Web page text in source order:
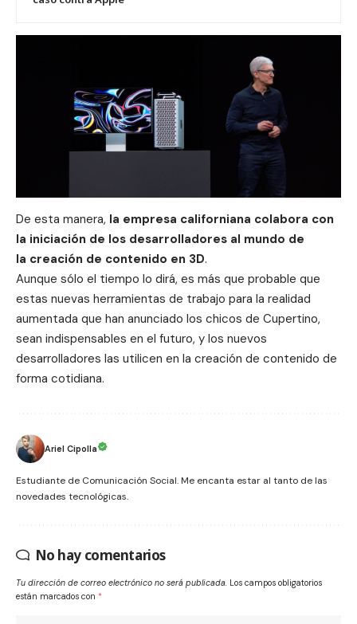
De esta manera, la empresa californiana colabora con
la iniciación de los desarrolladores al mundo de
la creación de contenido en 3D.
Aunque sólo el tiempo lo dirá, es más que probable que
estas nuevas herramientas de trabajo para la realidad
aumentada que han anunciado los chicos de Cupertino,
sean indispensables en el futuro, y los nuevos
desarrolladores las utilicen en la creación de contenido de
forma cotidiana.
Ariel Cipolla
Estudiante de Comunicación Social. Me encanta estar al tanto de las
novedades tecnológicas.
No hay comentarios
Tu dirección de correo electrónico no será publicada. Los campos obligatorios
están marcados con *